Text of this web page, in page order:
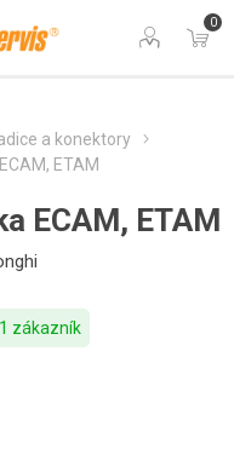
0
a konektory
ETAM
ECAM, ETAM
zákazník